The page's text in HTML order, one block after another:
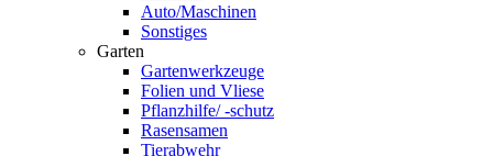
Auto/Maschinen
Sonstiges
Garten
Gartenwerkzeuge
Folien und Vliese
Pflanzhilfe/ -schutz
Rasensamen
Tierabwehr